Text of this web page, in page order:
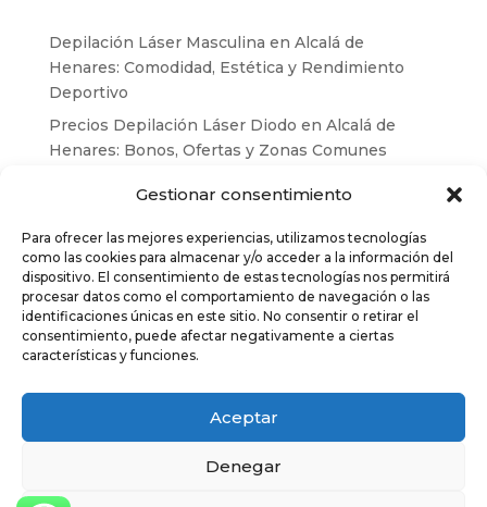
Gestionar consentimiento
Para ofrecer las mejores experiencias, utilizamos tecnologías
como las cookies para almacenar y/o acceder a la información del
dispositivo. El consentimiento de estas tecnologías nos permitirá
procesar datos como el comportamiento de navegación o las
identificaciones únicas en este sitio. No consentir o retirar el
consentimiento, puede afectar negativamente a ciertas
características y funciones.
Aceptar
Denegar
Depilación Láser Masculina en Alcalá de
Henares: Comodidad, Estética y Rendimiento
Deportivo
Precios Depilación Láser Diodo en Alcalá de
Henares: Bonos, Ofertas y Zonas Comunes
Cómo preparar tu piel antes y después de la
depilación láser – Depilación Láser Alcalá
Depilación láser diodo: mitos y verdades desde
Alcalá de Henares
Eternity © Alcalá de Henares